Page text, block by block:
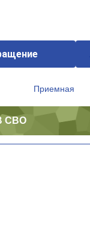
Приемная
СВО